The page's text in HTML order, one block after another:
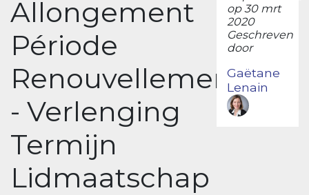
Allongement
Période
Renouvellement
- Verlenging
Termijn
Lidmaatschap
op 30 mrt
2020
Geschreven
door
Gaëtane
Lenain